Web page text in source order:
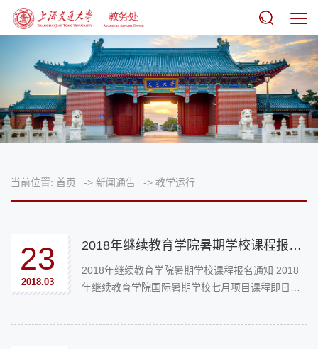
当前位置: 首页 -> 新闻通告 -> 教学运行
23
2018.03
2018年继续教育学院暑期学校课程报名通知
2018年继续教育学院暑期学校课程报名通知 2018
年继续教育学院国际暑期学校七月项目课程即日起